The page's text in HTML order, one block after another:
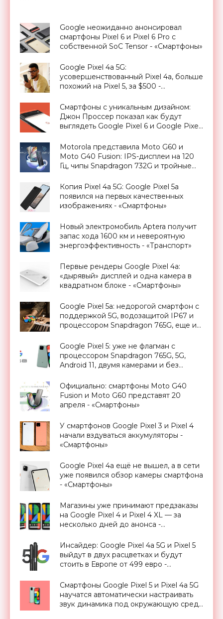
Google неожиданно анонсировал
смартфоны Pixel 6 и Pixel 6 Pro с
собственной SoC Tensor - «Смартфоны»
Google Pixel 4a 5G:
усовершенствованный Pixel 4a, больше
похожий на Pixel 5, за $500 -
Смартфоны с уникальным дизайном:
Джон Проссер показал как будут
выглядеть Google Pixel 6 и Google Pixel
Motorola представила Moto G60 и
Moto G40 Fusion: IPS-дисплеи на 120
Гц, чипы Snapdragon 732G и тройные
Копия Pixel 4a 5G: Google Pixel 5a
появился на первых качественных
изображениях - «Смартфоны»
Новый электромобиль Aptera получит
запас хода 1600 км и невероятную
энергоэффективность - «Транспорт»
Первые рендеры Google Pixel 4a:
«дырявый» дисплей и одна камера в
квадратном блоке - «Смартфоны»
Google Pixel 5a: недорогой смартфон с
поддержкой 5G, водозащитой IP67 и
процессором Snapdragon 765G, еще и
Google Pixel 5: уже не флагман с
процессором Snapdragon 765G, 5G,
Android 11, двумя камерами и без
Официально: смартфоны Moto G40
Fusion и Moto G60 представят 20
апреля - «Смартфоны»
У смартфонов Google Pixel 3 и Pixel 4
начали вздуваться аккумуляторы -
«Смартфоны»
Google Pixel 4a ещё не вышел, а в сети
уже появился обзор камеры смартфона
- «Смартфоны»
Магазины уже принимают предзаказы
на Google Pixel 4 и Pixel 4 XL — за
несколько дней до анонса -
Инсайдер: Google Pixel 4a 5G и Pixel 5
выйдут в двух расцветках и будут
стоить в Европе от 499 евро -
Смартфоны Google Pixel 5 и Pixel 4a 5G
научатся автоматически настраивать
звук динамика под окружающую среду